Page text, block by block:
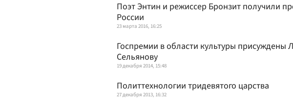
Поэт Энтин и режиссер Бронзит получили
России
23 марта 2016, 16:25
Госпремии в области культуры присуждены
Сельянову
19 декабря 2014, 15:48
Политтехнологии тридевятого царства
27 декабря 2013, 16:32